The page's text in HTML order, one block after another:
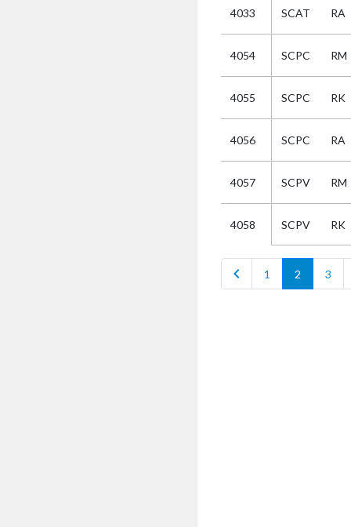
4033 SCAT RA
4054 SCPC RM
4055 SCPC RK
4056 SCPC RA
4057 SCPV RM
4058 SCPV RK
chevron_left 1 2 3